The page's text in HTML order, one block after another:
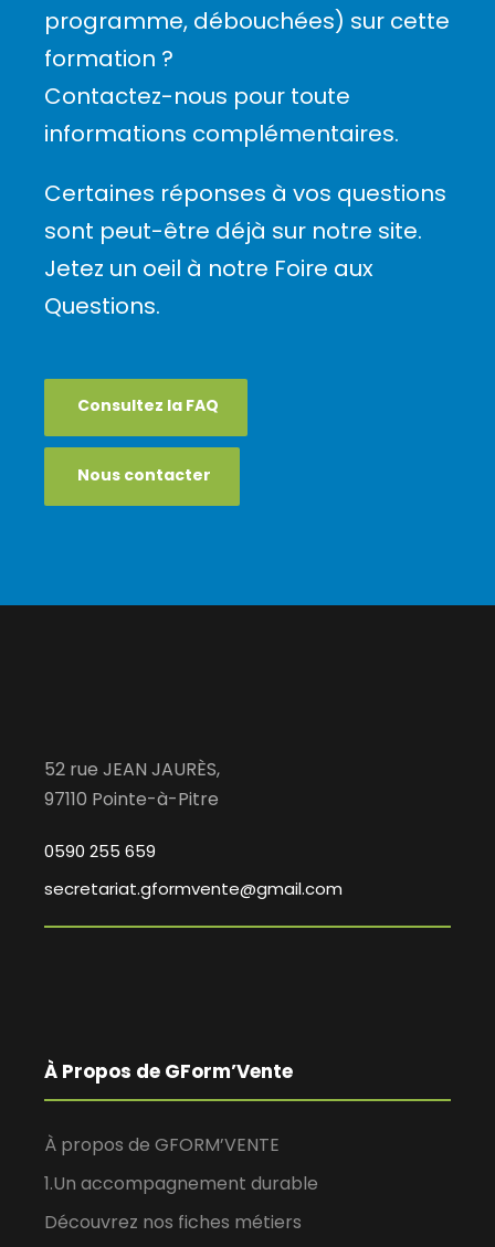
programme, débouchées) sur cette
formation ?
Contactez-nous pour toute
informations complémentaires.
Certaines réponses à vos questions
sont peut-être déjà sur notre site.
Jetez un oeil à notre Foire aux
Questions.
Consultez la FAQ
Nous contacter
52 rue JEAN JAURÈS,
97110 Pointe-à-Pitre
0590 255 659
secretariat.gformvente@gmail.com
À Propos de GForm’Vente
À propos de GFORM’VENTE
1.Un accompagnement durable
Découvrez nos fiches métiers